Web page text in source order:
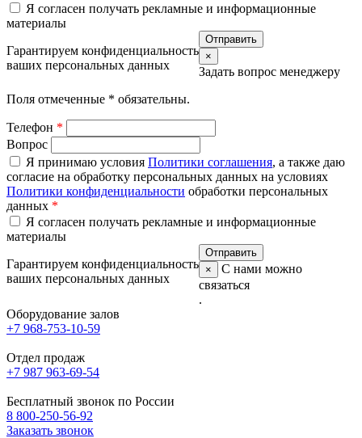
Я согласен получать рекламные и информационные
материалы
Гарантируем конфиденциальность
ваших персональных данных
×
Задать вопрос менеджеру
Поля отмеченные * обязательны.
Телефон *
Вопрос
Я принимаю условия Политики соглашения, а также даю
согласие на обработку персональных данных на условиях
Политики конфиденциальности обработки персональных
данных *
Я согласен получать рекламные и информационные
материалы
Гарантируем конфиденциальность
ваших персональных данных
×
С нами можно
связаться
.
Оборудование залов
+7 968-753-10-59
Отдел продаж
+7 987 963-69-54
Бесплатный звонок по России
8 800-250-56-92
Заказать звонок